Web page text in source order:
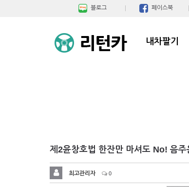
블로그 페이스북
내차팔기
제2윤창호법 한잔만 마셔도 No! 음주
최고관리자 0